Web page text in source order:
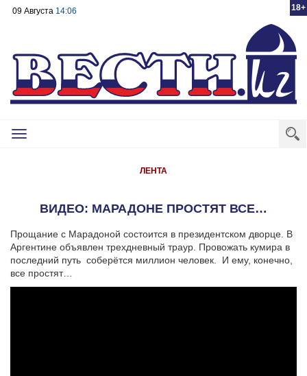
18+
09 Августа 14:06
Toggle
ЛЕНТА
ВИДЕО: МАРАДОНЕ ПРОСТЯТ ВСЕ…
Прощание с Марадоной состоится в президентском дворце. В
Аргентине объявлен трехдневный траур. Провожать кумира в
последний путь соберётся миллион человек. И ему, конечно,
все простят…